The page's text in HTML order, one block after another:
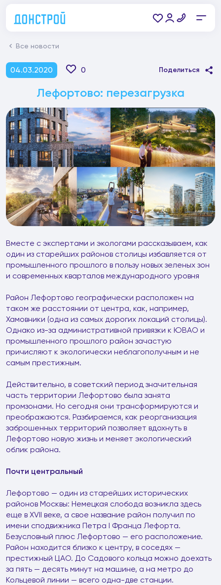
Все новости
04.03.2020 0 Поделиться
Лефортово: перезагрузка
Вместе с экспертами и экологами рассказываем, как
один из старейших районов столицы избавляется от
промышленного прошлого в пользу новых зеленых зон
и современных кварталов международного уровня
Район Лефортово географически расположен на
таком же расстоянии от центра, как, например,
Хамовники (одна из самых дорогих локаций столицы).
Однако из-за административной привязки к ЮВАО и
промышленного прошлого район зачастую
причисляют к экологически неблагополучным и не
самым престижным.
Действительно, в советский период значительная
часть территории Лефортово была занята
промзонами. Но сегодня они трансформируются и
преображаются. Разбираемся, как реорганизация
заброшенных территорий позволяет вдохнуть в
Лефортово новую жизнь и меняет экологический
облик района.
Почти центральный
Лефортово — один из старейших исторических
районов Москвы: Немецкая слобода возникла здесь
еще в XVII веке, а свое название район получил по
имени сподвижника Петра I Франца Лефорта.
Безусловный плюс Лефортово — его расположение.
Район находится близко к центру, в соседях —
престижный ЦАО. До Садового кольца можно доехать
за пять — десять минут на машине, а на метро до
Кольцевой линии — всего одна-две станции.